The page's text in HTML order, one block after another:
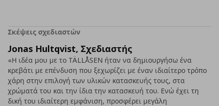
Σκέψεις σχεδιαστών
Jonas Hultqvist, Σχεδιαστής
«Η ιδέα μου με το TÄLLÅSEN ήταν να δημιουργήσω ένα
κρεβάτι με επένδυση που ξεχωρίζει με έναν ιδιαίτερο τρόπο
χάρη στην επιλογή των υλικών κατασκευής τους, στα
χρώματά του και την ίδια την κατασκευή του. Ενώ έχει τη
δική του ιδιαίτερη εμφάνιση, προσφέρει μεγάλη